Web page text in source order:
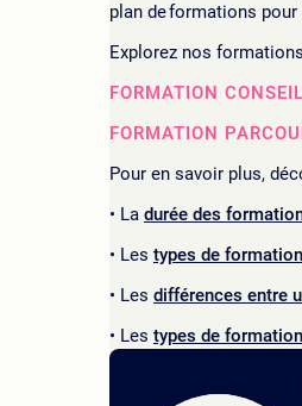
plan deformations
Explorez nos
FORMATION
FORMATION
Pour en savoir plus,
La durée des
Les types de formation
Les différences entre
Les types de